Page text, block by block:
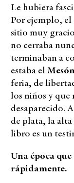
Le hubiera
Por ejemplo,
sitio muy
no cerraba
terminaban a
estaba el
feria, de
los niños y que
desaparecido.
de plata, la
libro es un
Una época
rápidamente.